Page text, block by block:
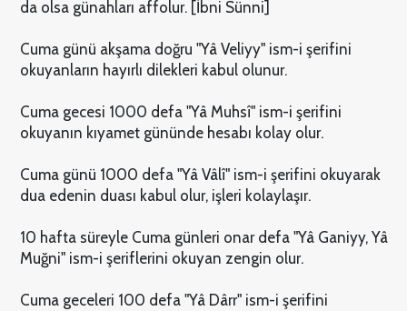
da olsa günahları affolur. [İbni Sünni]
Cuma günü akşama doğru "Yâ Veliyy" ism-i şerifini
okuyanların hayırlı dilekleri kabul olunur.
Cuma gecesi 1000 defa "Yâ Muhsî" ism-i şerifini
okuyanın kıyamet gününde hesabı kolay olur.
Cuma günü 1000 defa "Yâ Vâlî" ism-i şerifini okuyarak
dua edenin duası kabul olur, işleri kolaylaşır.
10 hafta süreyle Cuma günleri onar defa "Yâ Ganiyy, Yâ
Muğni" ism-i şeriflerini okuyan zengin olur.
Cuma geceleri 100 defa "Yâ Dârr" ism-i şerifini